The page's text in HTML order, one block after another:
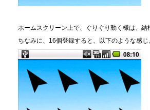
ホームスクリーン上で、ぐりぐり動く様は、結
ちなみに、16個登録すると、以下のような感じ